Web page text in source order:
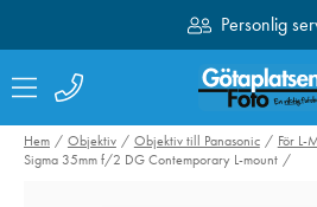
Personlig
Fri frakt över
Hem Objektiv Objektiv till Panasonic
För L-
Sigma 35mm f/2 DG Contemporary L-mount